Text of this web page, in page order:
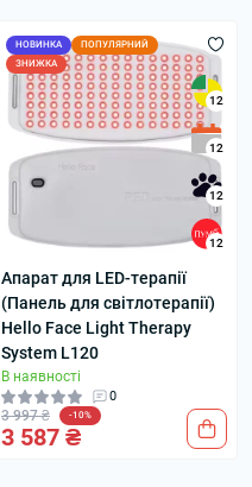
НОВИНКА
ПОПУЛЯРНИЙ
ЗНИЖКА
12
12
12
12
Апарат для LED-терапії
(Панель для світлотерапії)
Hello Face Light Therapy
System L120
В наявності
0
3 997 ₴ -10%
3 587 ₴